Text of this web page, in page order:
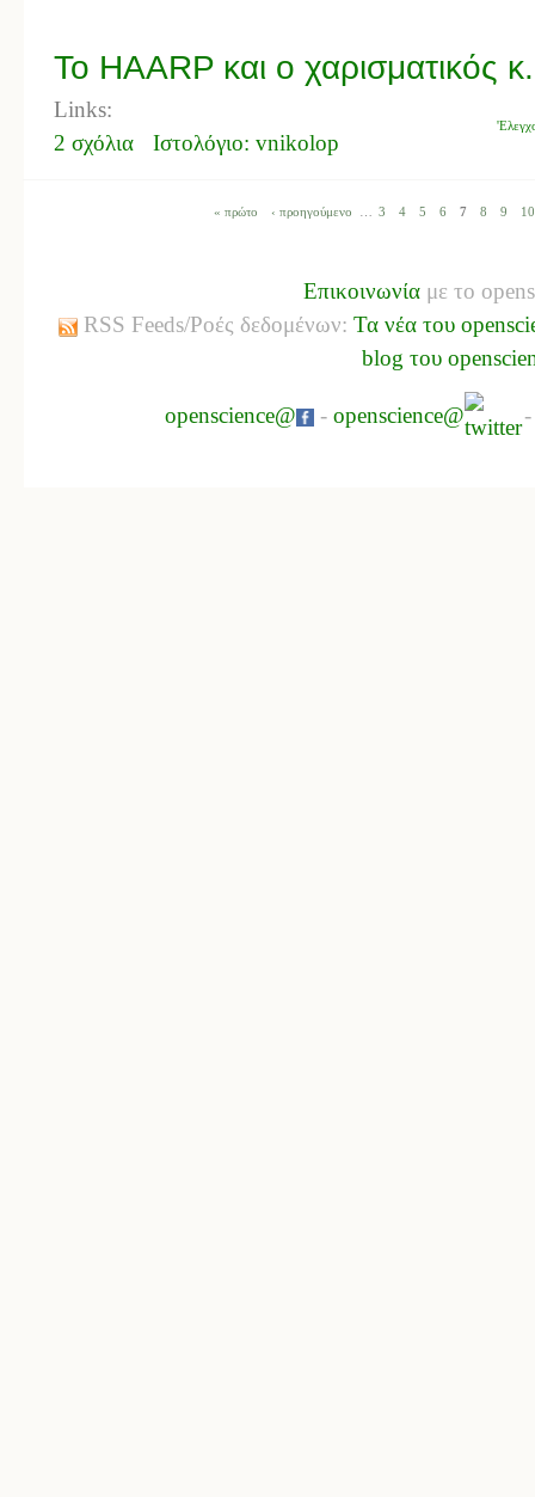
Το ΗΑARP και ο χαρισματικός
Links:
2 σχόλια
Ιστολόγιο: vnikolop
« πρώτο ‹ προηγούμενο 3 4 5 6 7 8 9 10
Επικοινωνία με το
RSS Feeds/Ροές δεδομένων: Τα νέα του
blog του
openscience@ - openscience@